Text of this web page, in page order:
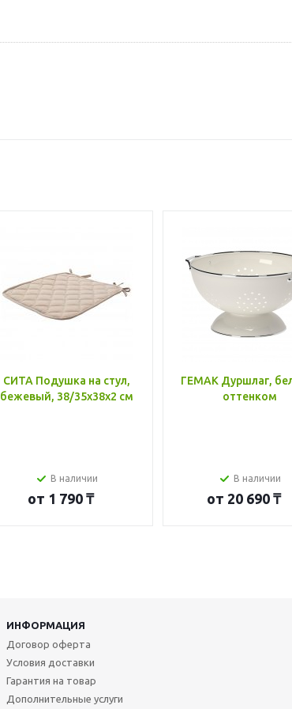
СИТА Подушка на стул,
бежевый, 38/35x38x2 см
В наличии
от 1 790 ₸
ГЕМАК Дуршлаг,
оттенком
В наличии
от 20 690 ₸
ИНФОРМАЦИЯ
Договор оферта
Условия доставки
Гарантия на товар
Дополнительные услуги